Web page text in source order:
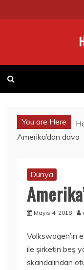
to
You are Here
Amerika’dan dava
Dünya
Mayıs 4, 2018
Volkswagen’ın
ile şirketin beş
skandalından